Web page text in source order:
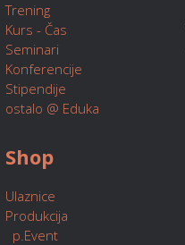
Trening
Kurs - Čas
Seminari
Konferencije
Stipendije
ostalo @ Eduka
Shop
Ulaznice
Produkcija
p.Event